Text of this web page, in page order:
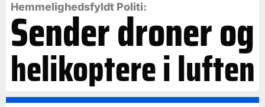
Hemmelighedsfyldt Politi:
Sender droner og
helikoptere i luften